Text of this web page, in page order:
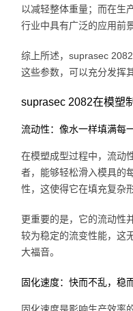
以减轻整体重量；而在生
行业中具有广泛的应用前景
综上所述，suprasec
这些参数，可以充分发挥
suprasec 2082在模塑
流动性：像水一样填满每
在模塑成型过程中，流动
者，能够轻松滑入模具的
性，这使得它在填充复杂
更重要的是，它的流动性
较为稳定的流变性能，这
大福音。
固化速度：快而不乱，稳